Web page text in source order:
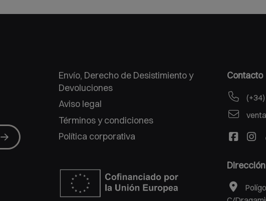
Envío, Derecho de Desistimiento y
Devoluciones
Aviso legal
Términos y condiciones
Política corporativa
Contacto
Dirección